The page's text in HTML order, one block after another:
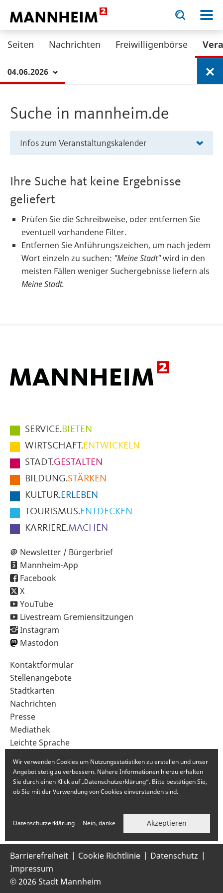
Toggle
search
input
Toggle
search
input
Seiten Nachrichten Freiwilligenbörse
04.06.2026
Suche in mannheim.de
Infos zum Veranstaltungskalender
Ihre Suche hat keine Ergebnisse
geliefert
Prüfen Sie die Schreibweise, oder entfernen Sie
eventuell vorhandene Filter.
Entfernen Sie Anführungszeichen, um nach jedem
Wort einzeln zu suchen: "Meine Stadt"wird in den
meisten Fällen weniger Suchergebnisse liefern als
Meine Stadt.
Hauptmenüpunkte
im
Fußbereich
der
Seite
SERVICE.BIETEN
WIRTSCHAFT.ENTWICKELN
STADT.GESTALTEN
BILDUNG.STÄRKEN
KULTUR.ERLEBEN
TOURISMUS.ENTDECKEN
KARRIERE.MACHEN
Newsletter / Bürgerbrief
Mannheim-App
Facebook
X
YouTube
Livestream Gremiensitzungen
Instagram
Mastodon
Sekundärnavigation
im
Fußbereich
Kontaktformular
Stellenangebote
Stadtkarten
Nachrichten
Presse
Mediathek
Leichte Sprache
Barrierefreiheit Cookie Richtlinie
Datenschutz
Impressum
© 2026 Stadt Mannheim
Wir verwenden Cookies um Nutzungsstatistiken zu erstellen und unser
Angebot stetig zu verbessern. Nähere Informationen hierzu erhalten
Sie durch einen Klick auf „Datenschutzerklärung“. Bitte bestätigen Sie,
ob Sie mit der Verwendung von Cookies einverstanden sind.
Datenschutzerklärung Nein, danke Akzeptieren